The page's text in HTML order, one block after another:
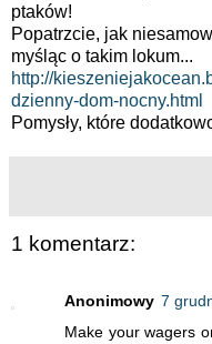
ptaków!
Popatrzcie, jak
myśląc o takim lokum...
http://
dzienny-dom-nocny.html
Pomysły, które
1 komentarz:
Anonimowy 7
Make your wagers